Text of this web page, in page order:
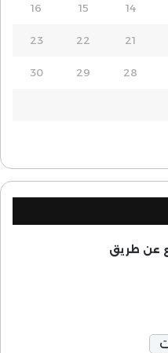
14
15
16
21
22
23
28
29
30
عن طريق